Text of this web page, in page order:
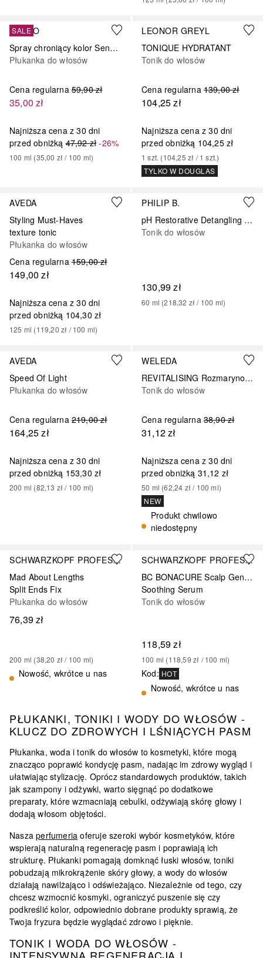
SENDO
Spray chroniący kolor Sendo 100 ml
Płukanka do włosów
Cena regularna 59,90 zł
35,00 zł
Najniższa cena z 30 dni
przed obniżką 47,92 zł-26%
100 ml (35,00 zł / 100 ml)
SALE
LEONOR GREYL
TONIQUE HYDRATANT
Tonik do włosów
Cena regularna 139,00 zł
104,25 zł
Najniższa cena z 30 dni
przed obniżką 104,25 zł
1 szt. (104,25 zł / 1 szt.)
TYLKO W DOUGLAS
AVEDA
Styling Must-Haves
texture tonic
Płukanka do włosów
Cena regularna 159,00 zł
149,00 zł
Najniższa cena z 30 dni
przed obniżką 104,30 zł
125 ml (119,20 zł / 100 ml)
PHILIP B.
pH Restorative Detangling Toning
Tonik do włosów
130,99 zł
60 ml (218,32 zł / 100 ml)
AVEDA
Speed Of Light
Płukanka do włosów
Cena regularna 219,00 zł
164,25 zł
Najniższa cena z 30 dni
przed obniżką 153,30 zł
200 ml (82,13 zł / 100 ml)
WELEDA
REVITALISING Rozmarynowy wzmacniający
Tonik do włosów
Cena regularna 38,90 zł
31,12 zł
Najniższa cena z 30 dni
przed obniżką 31,12 zł
50 ml (62,24 zł / 100 ml)
NEW
Produkt chwilowo
niedostępny
SCHWARZKOPF PROFESSIONAL
Mad About Lengths
Split Ends Fix
Płukanka do włosów
76,39 zł
200 ml (38,20 zł / 100 ml)
Nowość, wkrótce u nas
SCHWARZKOPF PROFESSIONAL
BC BONACURE Scalp Genesis
Soothing Serum
Tonik do włosów
118,59 zł
100 ml (118,59 zł / 100 ml)
Kod: HOT
Nowość, wkrótce u nas
PŁUKANKI, TONIKI I WODY DO WŁOSÓW -
KLUCZ DO ZDROWYCH I LŚNIĄCYCH PASM
Płukanka, woda i tonik do włosów to kosmetyki, które mogą
znacząco poprawić kondycję pasm, nadając im zdrowy wygląd i
ułatwiając stylizację. Oprócz standardowych produktów, takich
jak szampony i odżywki, warto sięgnąć po dodatkowe
preparaty, które wzmacniają cebulki, odżywiają skórę głowy i
dodają włosom objętości.
Naszaperfumeria oferuje szeroki wybór kosmetyków, które
wspierają naturalną regenerację pasm i poprawiają ich
strukturę. Płukanki pomagają domknąć łuski włosów, toniki
pobudzają mikrokrążenie skóry głowy, a wody do włosów
działają nawilżająco i odświeżająco. Niezależnie od tego, czy
chcesz wzmocnić kosmyki, ograniczyć puszenie się czy
podkreślić kolor, odpowiednio dobrane produkty sprawią, że
Twoja fryzura będzie wyglądać zdrowo i pięknie.
TONIK I WODA DO WŁOSÓW -